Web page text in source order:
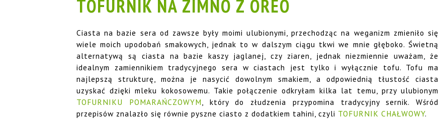
TOFURNIK NA ZIMNO Z OREO
Ciasta na bazie sera od zawsze były moimi ulubionymi, przechodząc na weganizm zmieniło się
wiele moich upodobań smakowych, jednak to w dalszym ciągu tkwi we mnie głęboko. Świetną
alternatywą są ciasta na bazie kaszy jaglanej, czy ziaren, jednak niezmiennie uważam, że
idealnym zamiennikiem tradycyjnego sera w ciastach jest tylko i wyłącznie tofu. Tofu ma
najlepszą strukturę, można je nasycić dowolnym smakiem, a odpowiednią tłustość ciasta
uzyskać dzięki mleku kokosowemu. Takie połączenie odkryłam kilka lat temu, przy ulubionym
TOFURNIKU POMARAŃCZOWYM , który do złudzenia przypomina tradycyjny sernik. Wśród
przepisów znalazło się równie pyszne ciasto z dodatkiem tahini, czyli TOFURNIK CHAŁWOWY.